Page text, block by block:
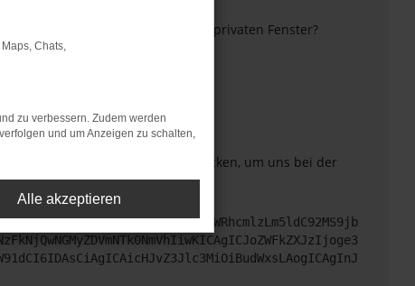
anderen Browser oder in einem privaten Fenster?
unterstützt werden.
Du kannst uns diesen Text schicken, um uns bei der
Chats,
zu verbessern. Zudem werden
und um Anzeigen zu schalten,
Alle akzeptieren